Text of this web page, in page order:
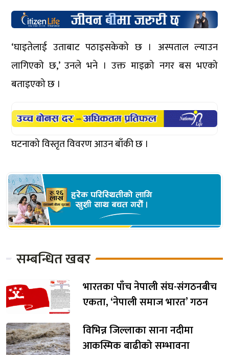
‘घाइतेलाई उताबाट पठाइसकेको छ । अस्पताल ल्याउन
लागिएको छ,’ उनले भने । उक्त माइक्रो नगर बस भएको
बताइएको छ ।
घटनाको विस्तृत विवरण आउन बाँकी छ ।
सम्बन्धित खबर
भारतका पाँच नेपाली संघ-संगठनबीच
एकता, ‘नेपाली समाज भारत’ गठन
विभिन्न जिल्लाका साना नदीमा
आकस्मिक बाढीको सम्भावना